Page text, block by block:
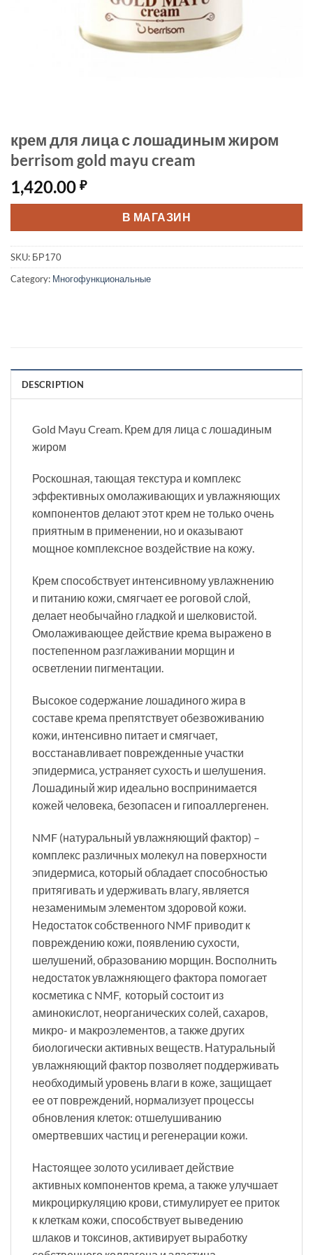
крем для лица с лошадиным жиром
berrisom gold mayu cream
1,420.00 ₽
В МАГАЗИН
SKU: БР170
Category: Многофункциональные
DESCRIPTION
Gold Mayu Cream. Крем для лица с лошадиным
жиром
Роскошная, тающая текстура и комплекс
эффективных омолаживающих и увлажняющих
компонентов делают этот крем не только очень
приятным в применении, но и оказывают
мощное комплексное воздействие на кожу.
Крем способствует интенсивному увлажнению
и питанию кожи, смягчает ее роговой слой,
делает необычайно гладкой и шелковистой.
Омолаживающее действие крема выражено в
постепенном разглаживании морщин и
осветлении пигментации.
Высокое содержание лошадиного жира в
составе крема препятствует обезвоживанию
кожи, интенсивно питает и смягчает,
восстанавливает поврежденные участки
эпидермиса, устраняет сухость и шелушения.
Лошадиный жир идеально воспринимается
кожей человека, безопасен и гипоаллергенен.
NMF (натуральный увлажняющий фактор) –
комплекс различных молекул на поверхности
эпидермиса, который обладает способностью
притягивать и удерживать влагу, является
незаменимым элементом здоровой кожи.
Недостаток собственного NMF приводит к
повреждению кожи, появлению сухости,
шелушений, образованию морщин. Восполнить
недостаток увлажняющего фактора помогает
косметика с NMF, который состоит из
аминокислот, неорганических солей, сахаров,
микро- и макроэлементов, а также других
биологически активных веществ. Натуральный
увлажняющий фактор позволяет поддерживать
необходимый уровень влаги в коже, защищает
ее от повреждений, нормализует процессы
обновления клеток: отшелушиванию
омертвевших частиц и регенерации кожи.
Настоящее золото усиливает действие
активных компонентов крема, а также улучшает
микроциркуляцию крови, стимулирует ее приток
к клеткам кожи, способствует выведению
шлаков и токсинов, активирует выработку